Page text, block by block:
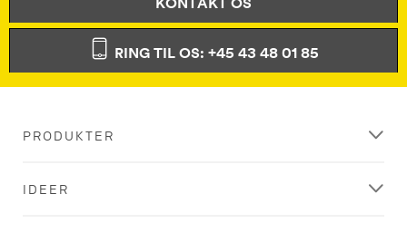
KONTAKT OS
RING TIL OS: +45 43 48 01 85
PRODUKTER
IDEER